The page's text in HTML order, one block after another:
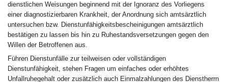
dienstlichen Weisungen beginnend mit der Ignoranz des Vorliegens
einer diagnostizierbaren Krankheit, der Anordnung sich amtsärztlich
untersuchen bzw. Dienstunfähigkeitsbescheinigungen amtsärztlich
bestätigen zu lassen bis hin zu Ruhestandsversetzungen gegen den
Willen der Betroffenen aus.
Führen Dienstunfälle zur teilweisen oder vollständigen
Dienstunfähigkeit, stehen Fragen um einfaches oder erhöhtes
Unfallruhegehalt oder zusätzlich auch Einmalzahlungen des Dienstherrn